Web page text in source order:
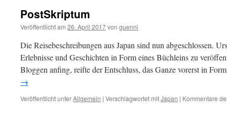
PostSkriptum
Veröffentlicht am 26. April 2017von guenni
Die Reisebeschreibungen aus Japan sind nun abgeschlossen.
Erlebnisse und Geschichten in Form eines Büchleins zu
Bloggen anfing, reifte der Entschluss, das Ganze vorerst in
→
Veröffentlicht unterAllgemein | Verschlagwortet mitJapan | Kommentare